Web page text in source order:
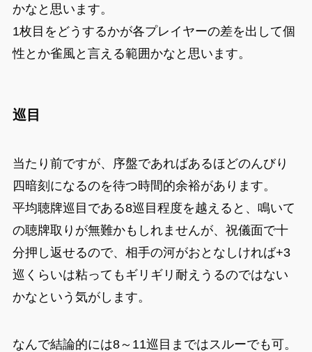
かなと思います。
1枚目をどうするかが各プレイヤーの差を出して個
性とか雀風と言える範囲かなと思います。
巡目
当たり前ですが、序盤であればあるほどのんびり
四暗刻になるのを待つ時間的余裕があります。
平均聴牌巡目である8巡目程度を越えると、鳴いて
の聴牌取りが無難かもしれませんが、祝儀面で十
分押し返せるので、相手の河がおとなしければ+3
巡くらいは粘ってもギリギリ耐えうるのではない
かなという気がします。
なんで結論的には8～11巡目まではスルーでも可。